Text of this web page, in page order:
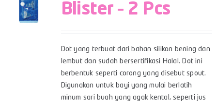
Blister – 2 Pcs
Dot yang terbuat dari bahan silikon bening dan
lembut dan sudah bersertifikasi Halal. Dot ini
berbentuk seperti corong yang disebut spout.
Digunakan untuk bayi yang mulai berlatih
minum sari buah yang agak kental, seperti jus